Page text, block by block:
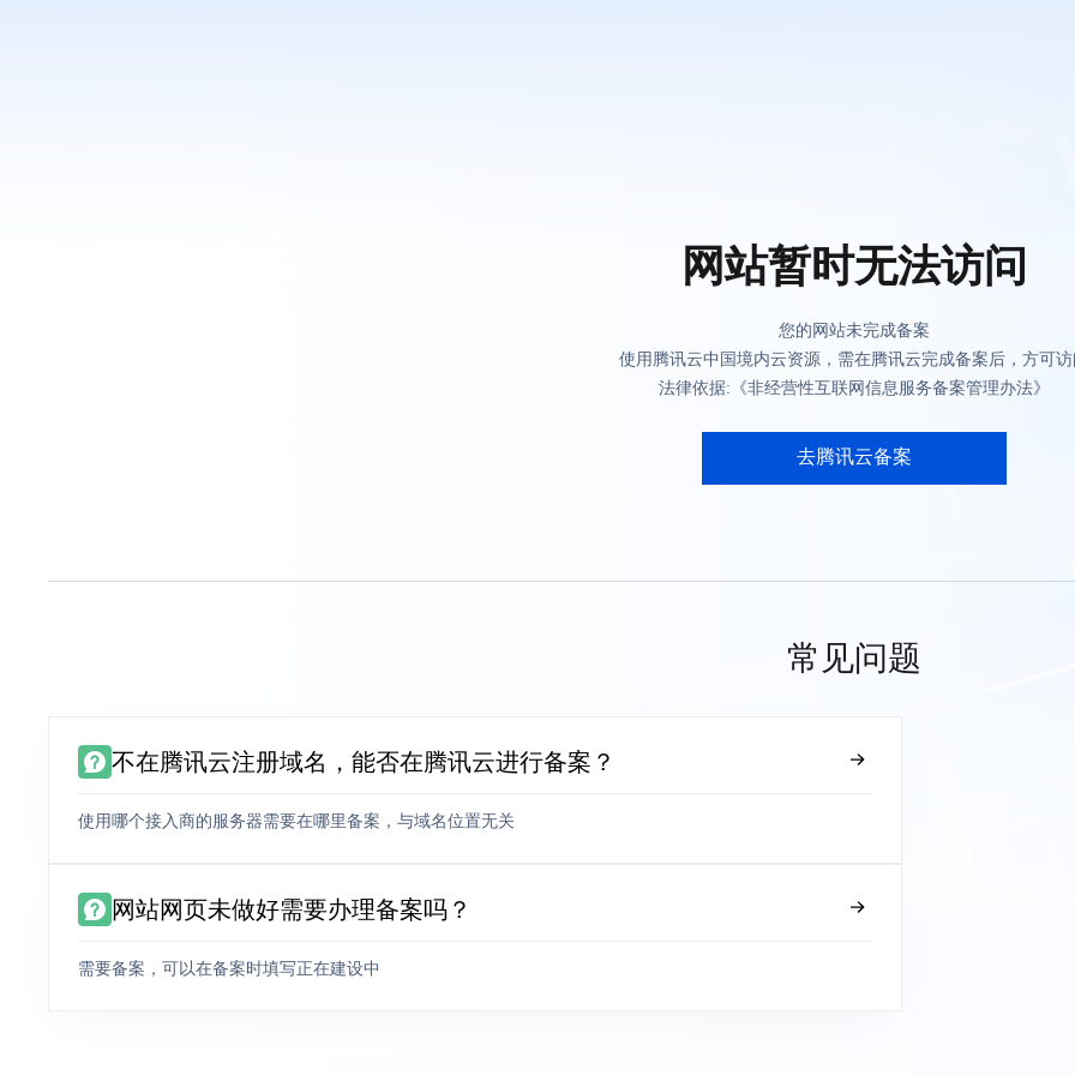
网站暂时无法访问
您的网站未完成备案
使用腾讯云中国境内云资源，需在腾讯云完成备案后，方可
法律依据:《非经营性互联网信息服务备案管理办法》
去腾讯云备案
常见问题
不在腾讯云注册域名，能否在腾讯云进行备案？
使用哪个接入商的服务器需要在哪里备案，与域名位置无关
网站网页未做好需要办理备案吗？
需要备案，可以在备案时填写正在建设中